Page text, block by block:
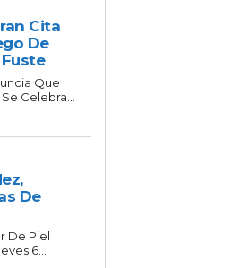
Cita
De
Que
Celebra...
De
De Piel
6...